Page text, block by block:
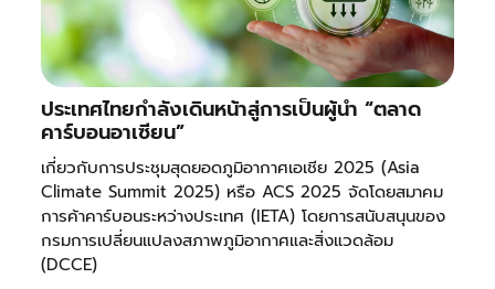
ประเทศไทยกำลังเดินหน้าสู่การเป็นผู้นำ “ตลาด
คาร์บอนอาเซียน”
เกี่ยวกับการประชุมสุดยอดภูมิอากาศเอเชีย 2025 (Asia
Climate Summit 2025) หรือ ACS 2025 จัดโดยสมาคม
การค้าคาร์บอนระหว่างประเทศ (IETA) โดยการสนับสนุนของ
กรมการเปลี่ยนแปลงสภาพภูมิอากาศและสิ่งแวดล้อม
(DCCE)